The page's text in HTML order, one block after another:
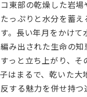
東部の乾燥した岩
っぷりと水分を蓄
。長い年月をかけ
み出された生命の
っと立ち上がり、
まるで、乾いた大
する魅力を併せ持